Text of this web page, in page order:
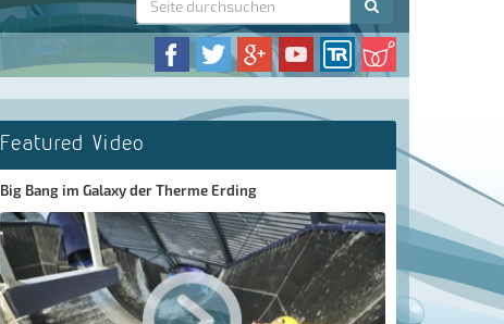
Featured Video
Big Bang im Galaxy der Therme Erding